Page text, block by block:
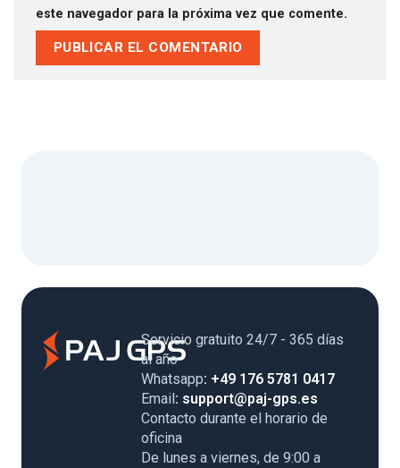
este navegador para la próxima vez que comente.
Servicio gratuito 24/7 - 365 días
al año
Whatsapp: +49 176 5781 0417
Email : support@paj-gps.es
Contacto durante el horario de
oficina
De lunes a viernes, de 9:00 a